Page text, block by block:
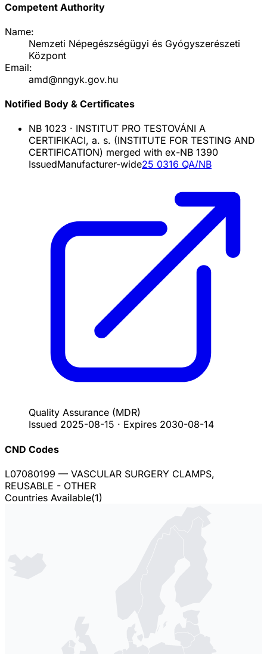
Competent Authority
Name:
Nemzeti Népegészségügyi és Gyógyszerészeti
Központ
Email:
amd@nngyk.gov.hu
Notified Body & Certificates
NB 1023 · INSTITUT PRO TESTOVÁNI A
CERTIFIKACI, a. s. (INSTITUTE FOR TESTING AND
CERTIFICATION) merged with ex-NB 1390
IssuedManufacturer-wide25 0316 QA/NB
Quality Assurance (MDR)
Issued 2025-08-15 · Expires 2030-08-14
CND Codes
L07080199 — VASCULAR SURGERY CLAMPS,
REUSABLE - OTHER
Countries Available(1)